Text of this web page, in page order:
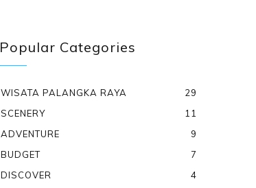
Popular Categories
WISATA PALANGKA RAYA
29
SCENERY
11
ADVENTURE
9
BUDGET
7
DISCOVER
4